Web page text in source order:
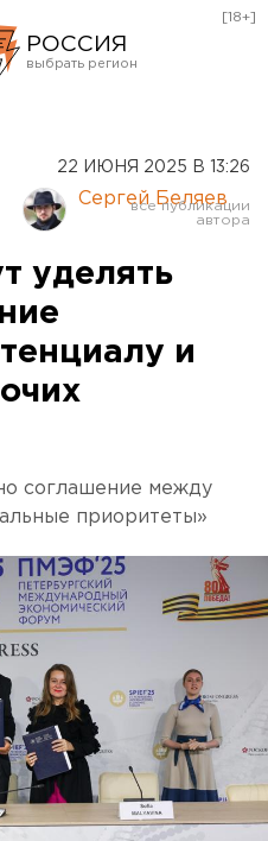
РОССИЯ
Курган
Оренбург
[18+]
22 ИЮНЯ 2025 В 13:26
Сергей Беляев
уделять
и
соглашение между
приоритеты»